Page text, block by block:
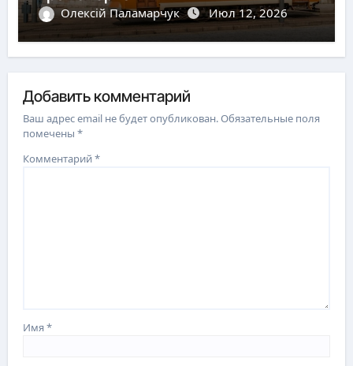
Олексій Паламарчук Июл 12, 2026
Добавить комментарий
Ваш адрес email не будет опубликован.Обязательные поля
помечены*
Комментарий*
Имя*